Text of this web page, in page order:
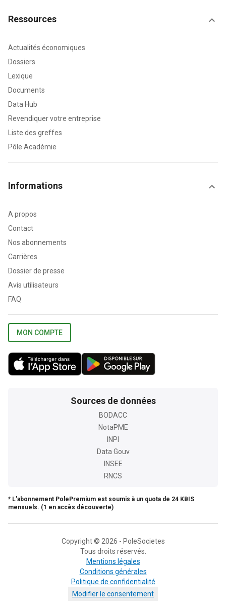
Ressources
Actualités économiques
Dossiers
Lexique
Documents
Data Hub
Revendiquer votre entreprise
Liste des greffes
Pôle Académie
Informations
A propos
Contact
Nos abonnements
Carrières
Dossier de presse
Avis utilisateurs
FAQ
MON COMPTE
Sources de données
BODACC
NotaPME
INPI
Data Gouv
INSEE
RNCS
* L'abonnement PolePremium est soumis à un quota de 24 KBIS
mensuels. (1 en accès découverte)
Copyright © 2026 - PoleSocietes
Tous droits réservés.
Mentions légales
Conditions générales
Politique de confidentialité
Modifier le consentement